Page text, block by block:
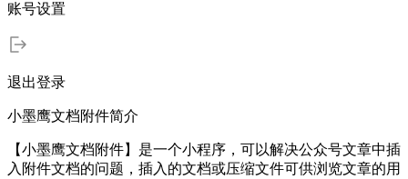
账号设置
退出登录
小墨鹰文档附件简介
【小墨鹰文档附件】是一个小程序，可以解决公众号文章中插
入附件文档的问题，插入的文档或压缩文件可供浏览文章的用